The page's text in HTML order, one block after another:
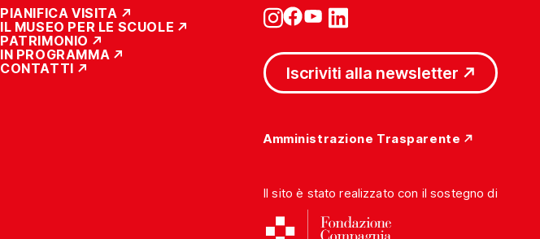
PIANIFICA VISITA
IL MUSEO PER LE SCUOLE
PATRIMONIO
IN PROGRAMMA
CONTATTI
Iscriviti alla newsletter
Amministrazione Trasparente
Il sito è stato realizzato con il sostegno di